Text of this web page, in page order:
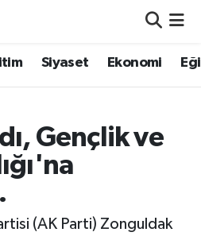
Siyaset Ekonomi
Gençlik ve
(AK Parti) Zonguldak